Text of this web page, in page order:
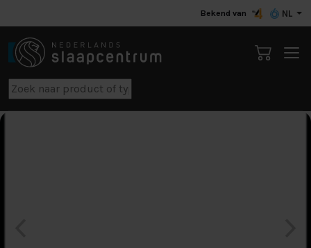
Bekend van NL